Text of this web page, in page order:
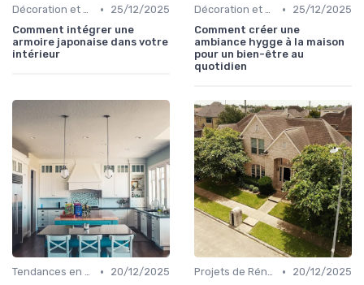
Décoration et Design d'Intérieur •
25/12/2025
Comment intégrer une
armoire japonaise dans votre
intérieur
Décoration et Design d'Intérieur •
25/12/2025
Comment créer une
ambiance hygge à la maison
pour un bien-être au
quotidien
Tendances en Aménagement Domestique •
20/12/2025
Projets de Rénovation •
20/12/2025